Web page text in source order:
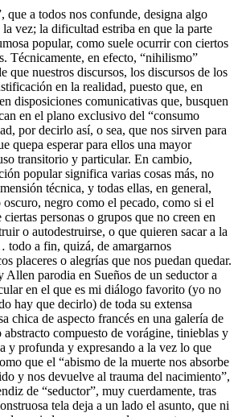
a todos nos confunde, designa algo
vez; la dificultad estriba en que la parte
popular, como suele ocurrir con ciertos
Técnicamente, en efecto, “nihilismo”
que nuestros discursos, los discursos de los
en la realidad, puesto que, en
disposiciones comunicativas que, busquen
en el plano exclusivo del “consumo
por decirlo así, o sea, que nos sirven para
quepa esperar para ellos una mayor
transitorio y particular. En cambio,
popular significa varias cosas más, no
técnica, y todas ellas, en general,
negro como el pecado, como si el
personas o grupos que no creen en
o autodestruirse, o que quieren sacar a la
a fin, quizá, de amargarnos
placeres o alegrías que nos puedan quedar.
Allen parodia en Sueños de un seductor a
en el que es mi diálogo favorito (yo no
hay que decirlo) de toda su extensa
chica de aspecto francés en una galería de
compuesto de vorágine, tinieblas y
y profunda y expresando a la vez lo que
que el “abismo de la muerte nos absorbe
y nos devuelve al trauma del nacimiento”,
de “seductor”, muy cuerdamente, tras
tela deja a un lado el asunto, que ni